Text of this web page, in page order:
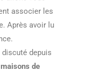
associer les
Après avoir lu
discuté depuis
de